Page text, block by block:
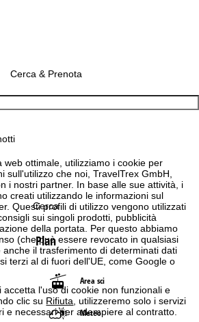
web ottimale, utilizziamo i cookie per
sull'utilizzo che noi, TravelTrex GmbH,
i nostri partner. In base alle sue attività, i
creati utilizzando le informazioni sul
Questi profili di utilizzo vengono utilizzati
sui singoli prodotti, pubblicità
della portata. Per questo abbiamo
(che può essere revocato in qualsiasi
il trasferimento di determinati dati
terzi al di fuori dell'UE, come Google o
accetta l'uso di cookie non funzionali e
clic su Rifiuta, utilizzeremo solo i servizi
e necessari per adempiere al contratto.
Cerca & Prenota
Cerca
Plan
Area sci
Meteo